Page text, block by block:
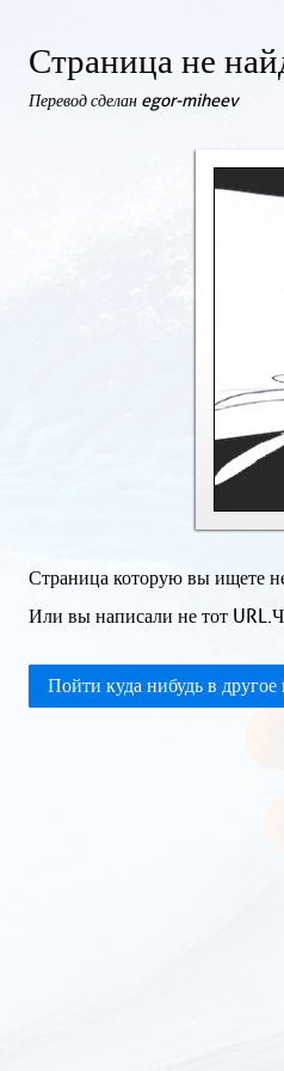
Страница не
Перевод сделан egor-miheev
Страница которую вы ищете
Или вы написали не тот
Пойти куда нибудь в другое